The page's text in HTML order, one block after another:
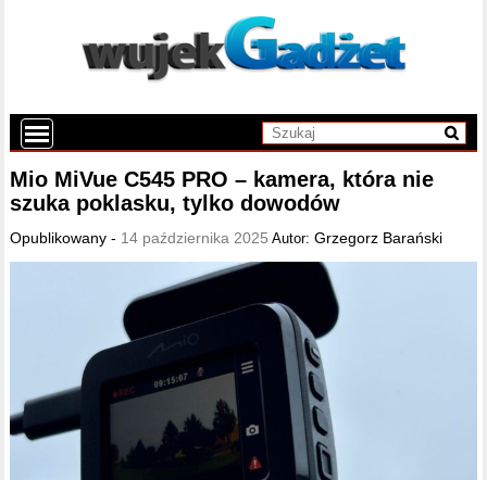
Mio MiVue C545 PRO – kamera, która nie
szuka poklasku, tylko dowodów
Opublikowany - 14 października 2025 Autor:Grzegorz Barański